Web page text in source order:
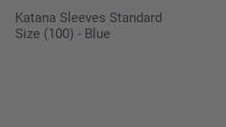
Katana Sleeves Standard
Size (100) - Blue